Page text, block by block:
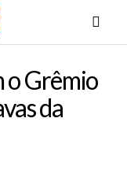
o Grêmio
da